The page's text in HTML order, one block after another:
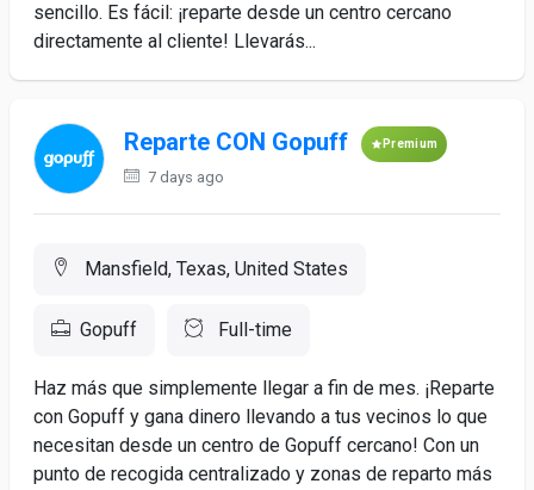
sencillo. Es fácil: ¡reparte desde un centro cercano
directamente al cliente! Llevarás...
Reparte CON Gopuff Premium
7 days ago
Mansfield, Texas, United States
Gopuff Full-time
Haz más que simplemente llegar a fin de mes. ¡Reparte
con Gopuff y gana dinero llevando a tus vecinos lo que
necesitan desde un centro de Gopuff cercano! Con un
punto de recogida centralizado y zonas de reparto más